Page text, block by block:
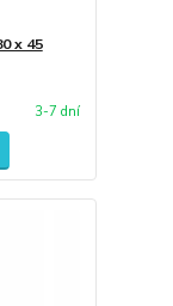
x 45
3-7 dní